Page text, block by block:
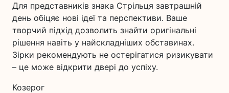
Для представників знака Стрільця завтрашній
день обіцяє нові ідеї та перспективи. Ваше
творчий підхід дозволить знайти оригінальні
рішення навіть у найскладніших обставинах.
Зірки рекомендують не остерігатися ризикувати
– це може відкрити двері до успіху.
Козерог